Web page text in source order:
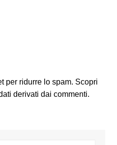
per ridurre lo spam. Scopri
derivati dai commenti.